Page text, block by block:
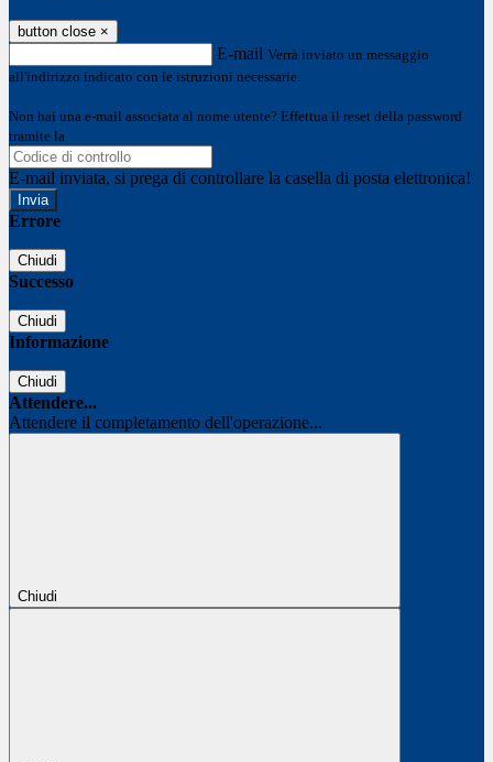
button close ×
E-mail Verrà inviato un messaggio
all'indirizzo indicato con le istruzioni necessarie.
Non hai una e-mail associata al nome utente? Effettua il reset della password
tramite la
E-mail inviata, si prega di controllare la casella di posta elettronica!
Errore
Chiudi
Successo
Chiudi
Informazione
Chiudi
Attendere...
Attendere il completamento dell'operazione...
Chiudi